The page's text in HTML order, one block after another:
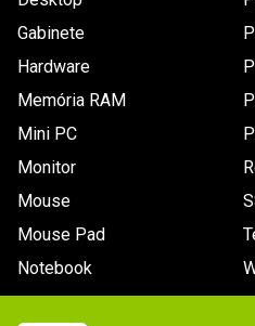
Gabinete
Hardware
Memória RAM
Mini PC
Monitor
Mouse
Mouse Pad
Notebook